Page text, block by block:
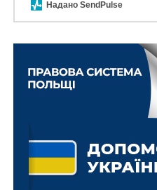
Надано SendPulse